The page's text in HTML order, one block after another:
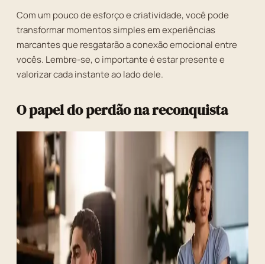
Com um pouco de esforço e criatividade, você pode
transformar momentos simples em experiências
marcantes que resgatarão a conexão emocional entre
vocês. Lembre-se, o importante é estar presente e
valorizar cada instante ao lado dele.
O papel do perdão na reconquista